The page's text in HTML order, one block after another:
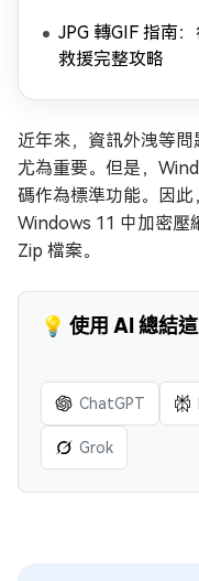
JPG 轉GIF 指南
救援完整攻略
近年來，資訊外洩等
尤為重要。但是，
碼作為標準功能。因
Windows 11 中加密壓
Zip 檔案。
💡 使用 AI 總結
ChatGPT
Grok